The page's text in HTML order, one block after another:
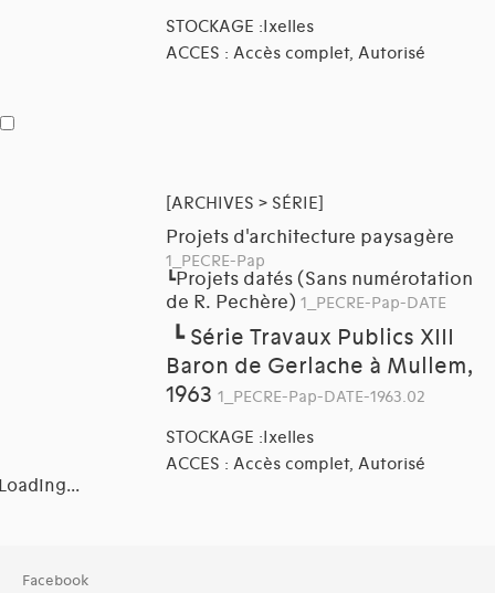
STOCKAGE :Ixelles
ACCES : Accès complet, Autorisé
[ARCHIVES > SÉRIE]
Projets d'architecture paysagère
1_PECRE-Pap
┗Projets datés (Sans numérotation
de R. Pechère) 1_PECRE-Pap-DATE
┗ Série Travaux Publics XIII
Baron de Gerlache à Mullem,
1963 1_PECRE-Pap-DATE-1963.02
STOCKAGE :Ixelles
ACCES : Accès complet, Autorisé
Collection
Facebook